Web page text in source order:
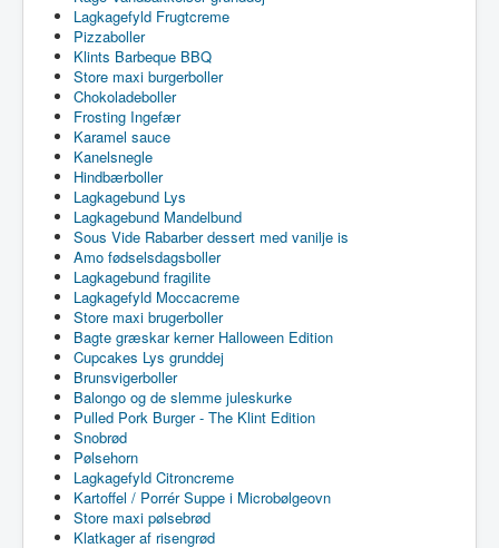
Lagkagefyld Frugtcreme
Pizzaboller
Klints Barbeque BBQ
Store maxi burgerboller
Chokoladeboller
Frosting Ingefær
Karamel sauce
Kanelsnegle
Hindbærboller
Lagkagebund Lys
Lagkagebund Mandelbund
Sous Vide Rabarber dessert med vanilje is
Amo fødselsdagsboller
Lagkagebund fragilite
Lagkagefyld Moccacreme
Store maxi brugerboller
Bagte græskar kerner Halloween Edition
Cupcakes Lys grunddej
Brunsvigerboller
Balongo og de slemme juleskurke
Pulled Pork Burger - The Klint Edition
Snobrød
Pølsehorn
Lagkagefyld Citroncreme
Kartoffel / Porrér Suppe i Microbølgeovn
Store maxi pølsebrød
Klatkager af risengrød